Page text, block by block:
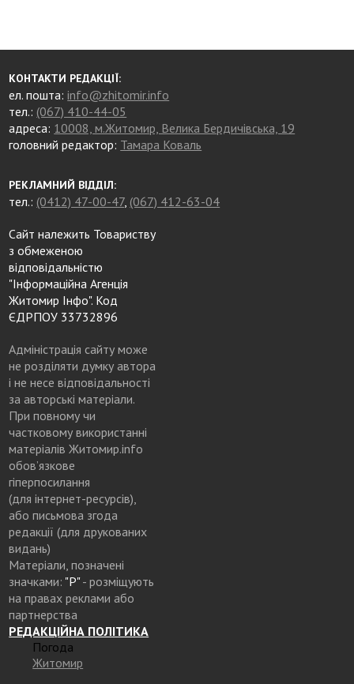
КОНТАКТИ РЕДАКЦІЇ:
ел. пошта:info@zhitomir.info
тел.: (067) 410-44-05
адреса: 10008, м.Житомир, Велика Бердичівська, 19
головний редактор: Тамара Коваль
РЕКЛАМНИЙ ВІДДІЛ:
тел.: (0412) 47-00-47, (067) 412-63-04
Сайт належить Товариству
з обмеженою
відповідальністю
"Інформаційна Агенція
Житомир Інфо". Код
ЄДРПОУ 33732896
Адміністрація сайту може
не розділяти думку автора
і не несе відповідальності
за авторські матеріали.
При повному чи
частковому використанні
матеріалів Житомир.info
обов’язкове
гіперпосилання
(для інтернет-ресурсів),
або письмова згода
редакції (для друкованих
видань)
Матеріали, позначені
значками: "Р"- розміщують
на правах реклами або
партнерства
РЕДАКЦІЙНА ПОЛІТИКА
Погода
Житомир